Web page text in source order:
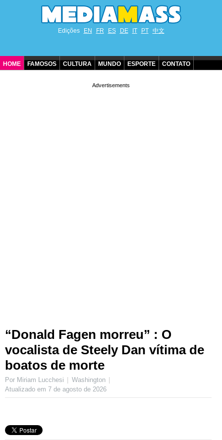
Edições EN FR ES DE IT PT 中文
HOME FAMOSOS CULTURA MUNDO ESPORTE CONTATO
“Donald Fagen morreu” : O
vocalista de Steely Dan vítima de
boatos de morte
Por Miriam Lucchesi
Washington
Atualizado em 7 de agosto de 2026